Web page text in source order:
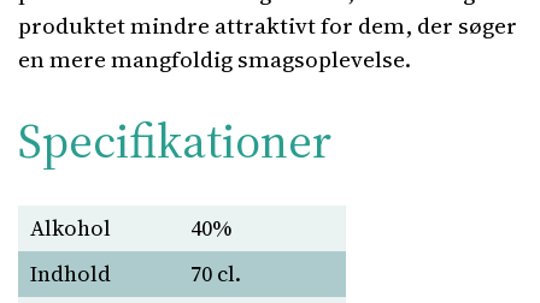
produktet mindre attraktivt for dem, der søger
en mere mangfoldig smagsoplevelse.
Specifikationer
Alkohol
40%
Indhold
70 cl.